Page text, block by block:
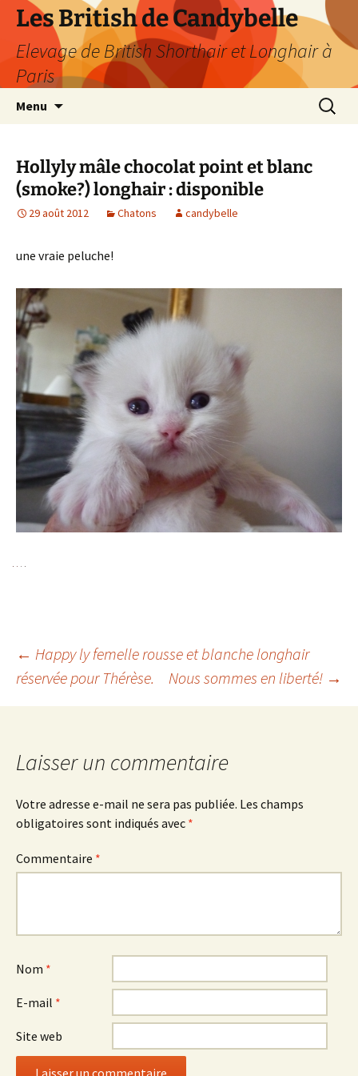
Les British de Candybelle
Elevage de British Shorthair et Longhair à
Paris
Menu
Hollyly mâle chocolat point et blanc
(smoke?) longhair : disponible
29 août 2012 Chatons candybelle
une vraie peluche!
Navigation
des
articles
← Happy ly femelle rousse et blanche longhair
réservée pour Thérèse.
Nous sommes en liberté! →
Laisser un commentaire
Votre adresse e-mail ne sera pas publiée. Les champs
obligatoires sont indiqués avec *
Commentaire *
Nom *
E-mail *
Site web